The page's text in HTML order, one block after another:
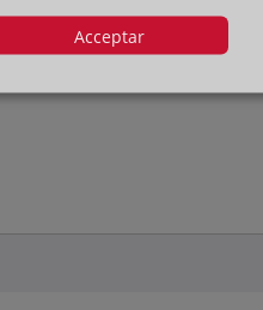
Acceptar